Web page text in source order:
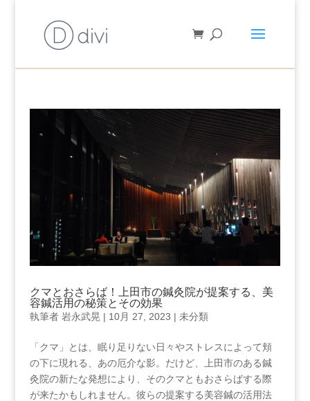
クマとおさらば！上田市の鍼灸院が提案する、美
容鍼活用の秘策とその効果
執筆者 岩永武晃 | 10月 27, 2023 | 未分類
「クマ」とは、眠り足りない日々やストレスによって頬
の下に現れる、あの厄介な影。だけど、上田市のある鍼
灸院の新たな発想により、そのクマともおさらばする際
が来たかもしれません。彼らの提案する美容鍼の活用法